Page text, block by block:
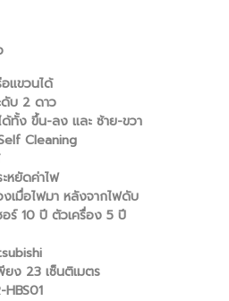
แขวนได้
ดับ 2 ดาว
ทั้ง ขึ้น-ลง และ ซ้าย-ขวา
Cleaning
หยัดค่าไฟ
งเมื่อไฟมา หลังจากไฟดับ
อร์ 10 ปี ตัวเครื่อง 5 ปี
ยง 23 เซ็นติเมตร
HBS01